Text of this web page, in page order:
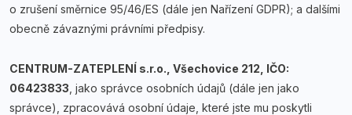
o zrušení směrnice 95/46/ES (dále jen Nařízení GDPR); a dalšími
obecně závaznými právními předpisy.
CENTRUM-ZATEPLENÍ s.r.o., Všechovice 212, IČO:
06423833 , jako správce osobních údajů (dále jen jako
správce), zpracovává osobní údaje, které jste mu poskytli